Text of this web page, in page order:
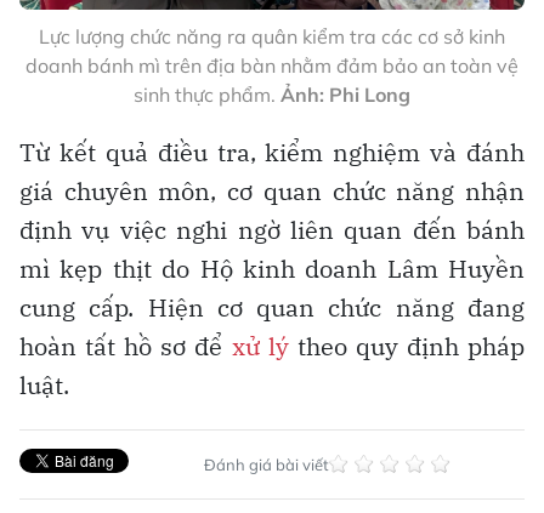
Lực lượng chức năng ra quân kiểm tra các cơ sở kinh
doanh bánh mì trên địa bàn nhằm đảm bảo an toàn vệ
sinh thực phẩm. Ảnh: Phi Long
Từ kết quả điều tra, kiểm nghiệm và đánh
giá chuyên môn, cơ quan chức năng nhận
định vụ việc nghi ngờ liên quan đến bánh
mì kẹp thịt do Hộ kinh doanh Lâm Huyền
cung cấp. Hiện cơ quan chức năng đang
hoàn tất hồ sơ để xử lý theo quy định pháp
luật.
Đánh giá bài viết